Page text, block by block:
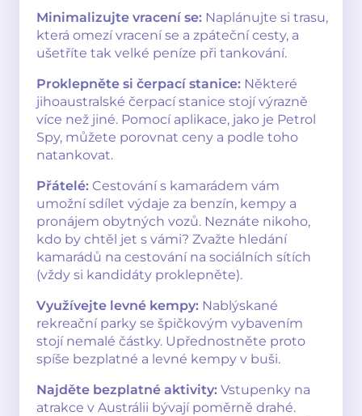
Minimalizujte vracení se: Naplánujte si trasu,
která omezí vracení se a zpáteční cesty, a
ušetříte tak velké peníze při tankování.
Proklepněte si čerpací stanice: Některé
jihoaustralské čerpací stanice stojí výrazně
více než jiné. Pomocí aplikace, jako je Petrol
Spy, můžete porovnat ceny a podle toho
natankovat.
Přátelé: Cestování s kamarádem vám
umožní sdílet výdaje za benzín, kempy a
pronájem obytných vozů. Neznáte nikoho,
kdo by chtěl jet s vámi? Zvažte hledání
kamarádů na cestování na sociálních sítích
(vždy si kandidáty proklepněte).
Využívejte levné kempy: Nablýskané
rekreační parky se špičkovým vybavením
stojí nemalé částky. Upřednostněte proto
spíše bezplatné a levné kempy v buši.
Najděte bezplatné aktivity: Vstupenky na
atrakce v Austrálii bývají poměrně drahé.